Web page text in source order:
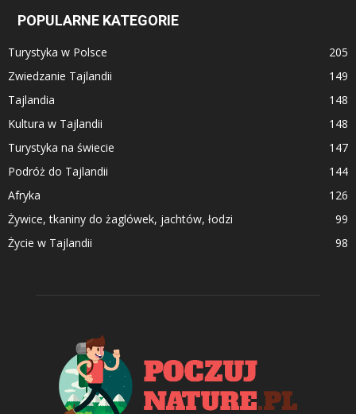
POPULARNE KATEGORIE
Turystyka w Polsce
205
Zwiedzanie Tajlandii
149
Tajlandia
148
Kultura w Tajlandii
148
Turystyka na świecie
147
Podróż do Tajlandii
144
Afryka
126
Żywice, tkaniny do żaglówek, jachtów, łodzi
99
Życie w Tajlandii
98